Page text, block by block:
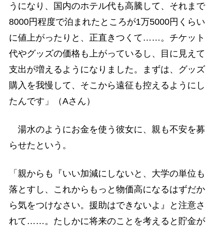
うになり、国内のホテル代も高騰して、それまで
8000円程度で泊まれたところが1万5000円くらい
に値上がったりと、正直きつくて……。チケット
代やグッズの価格も上がっているし、目に見えて
支出が増えるようになりました。まずは、グッズ
購入を我慢して、そこから遠征も控えるようにし
たんです」（Aさん）
湯水のようにお金を使う彼女に、親も不安を募
らせたという。
「親からも『いい加減にしないと、大学の単位も
落とすし、これからもっと物価高になるはずだか
ら気をつけなさい。援助はできないよ』と注意さ
れて……。たしかに将来のことを考えると貯金が